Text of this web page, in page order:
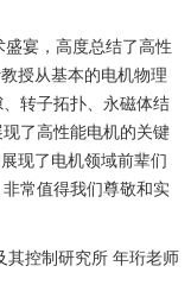
宴，高度总结了高性
授从基本的电机物理
转子拓扑、永磁体结
了高性能电机的关键
现了电机领域前辈们
常值得我们尊敬和实
控制研究所 年珩老师